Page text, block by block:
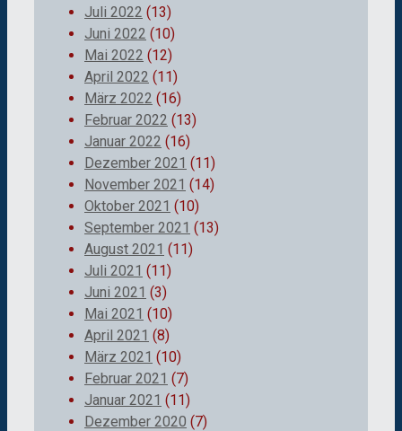
Juli 2022 (13)
Juni 2022 (10)
Mai 2022 (12)
April 2022 (11)
März 2022 (16)
Februar 2022 (13)
Januar 2022 (16)
Dezember 2021 (11)
November 2021 (14)
Oktober 2021 (10)
September 2021 (13)
August 2021 (11)
Juli 2021 (11)
Juni 2021 (3)
Mai 2021 (10)
April 2021 (8)
März 2021 (10)
Februar 2021 (7)
Januar 2021 (11)
Dezember 2020 (7)